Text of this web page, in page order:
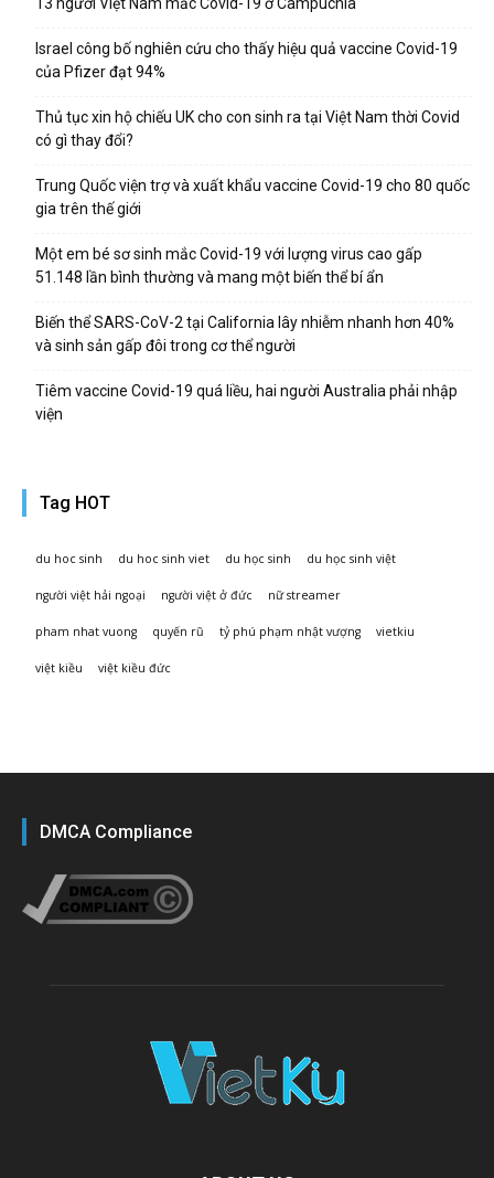
Israel công bố nghiên cứu cho thấy hiệu quả vaccine Covid-19
của Pfizer đạt 94%
Thủ tục xin hộ chiếu UK cho con sinh ra tại Việt Nam thời Covid
có gì thay đổi?
Trung Quốc viện trợ và xuất khẩu vaccine Covid-19 cho 80 quốc
gia trên thế giới
Một em bé sơ sinh mắc Covid-19 với lượng virus cao gấp
51.148 lần bình thường và mang một biến thể bí ẩn
Biến thể SARS-CoV-2 tại California lây nhiễm nhanh hơn 40%
và sinh sản gấp đôi trong cơ thể người
Tiêm vaccine Covid-19 quá liều, hai người Australia phải nhập
viện
Tag HOT
du hoc sinh du hoc sinh viet du học sinh du học sinh việt
người việt hải ngoại người việt ở đức nữ streamer
pham nhat vuong quyến rũ tỷ phú phạm nhật vượng vietkiu
việt kiều việt kiều đức
DMCA Compliance